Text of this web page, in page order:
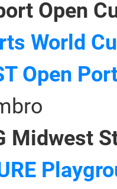
Open
World
Open
Midwest